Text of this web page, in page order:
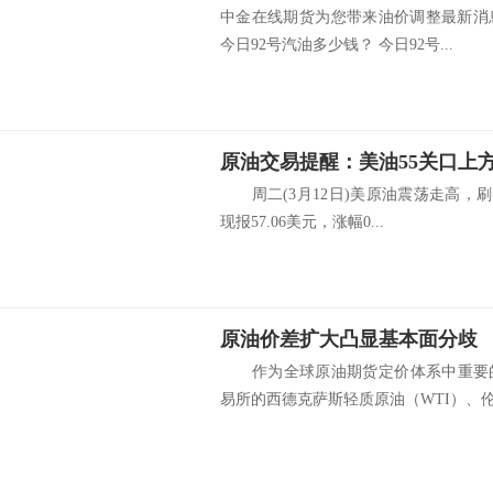
中金在线期货为您带来油价调整最新
今日92号汽油多少钱？ 今日92号...
周二(3月12日)美原油震荡走高，刷
现报57.06美元，涨幅0...
原油价差扩大凸显基本面分歧
作为全球原油期货定价体系中重
易所的西德克萨斯轻质原油（WTI）、